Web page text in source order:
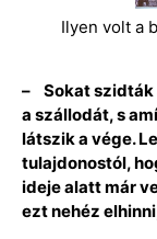
Ilyen
– Sokat szidták
a szállodát, s
látszik a vége.
tulajdonostól,
ideje alatt már
ezt nehéz